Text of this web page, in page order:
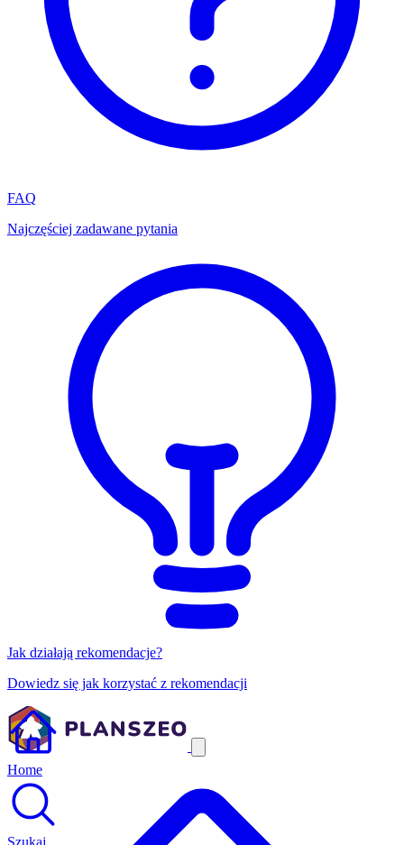
FAQ
Najczęściej zadawane pytania
Jak działają rekomendacje?
Dowiedz się jak korzystać z rekomendacji
Home
Szukaj